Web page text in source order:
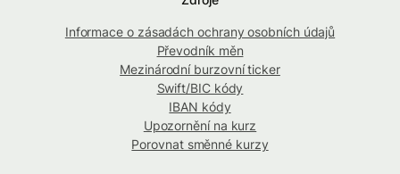
Informace o zásadách ochrany osobních údajů
Převodník měn
Mezinárodní burzovní ticker
Swift/BIC kódy
IBAN kódy
Upozornění na kurz
Porovnat směnné kurzy